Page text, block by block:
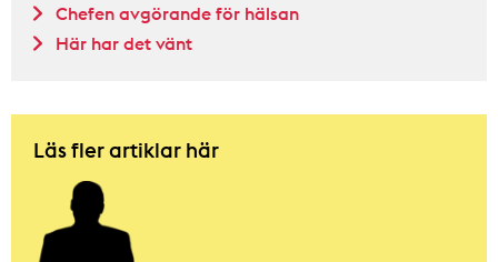
Chefen avgörande för hälsan
Här har det vänt
Läs fler artiklar här